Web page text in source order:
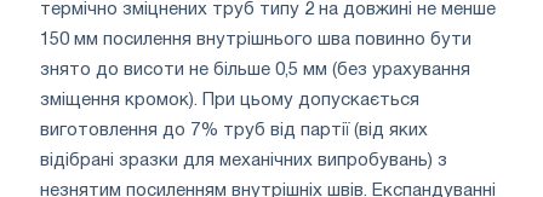
термічно зміцнених труб типу 2 на довжині не менше
150 мм посилення внутрішнього шва повинно бути
знято до висоти не більше 0,5 мм (без урахування
зміщення кромок). При цьому допускається
виготовлення до 7% труб від партії (від яких
відібрані зразки для механічних випробувань) з
незнятим посиленням внутрішніх швів. Експандуванні